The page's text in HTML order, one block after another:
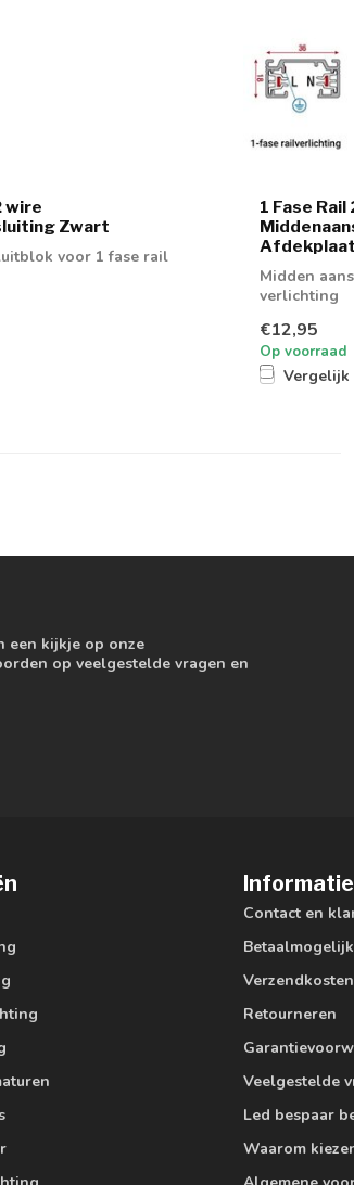
wire
Zwart
voor 1 fase rail
1 Fase Rail
Midden
verlichting
€12,95
Op voorraad
Vergelijk
een kijkje op onze
op veelgestelde vragen en
Informatie
Contact en
Verzendkosten
Retourneren
Veelgestelde
Led bespaar
Waarom